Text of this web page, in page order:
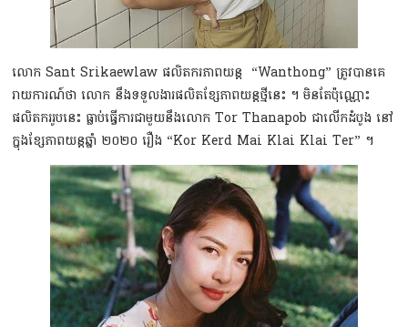
លោក Sant Srikaewlaw ផលិតករភាពយន្ដ “Wanthong” ត្រូវបានគេ
រាយការណ៍ថា លោក នឹងទទួលងារផលិតខ្សែភាពយន្ដថ្មីនេះ ។ មិនតែប៉ុណ្ណោះ
ផលិតកររូបនេះ ធ្លាប់ធ្វើការជាមួយនឹងលោក Tor Thanapob ជាលើកដំបូង នៅ
ក្នុងខ្សែភាពយន្ដឆ្នាំ ២០២០ រឿង “Kor Kerd Mai Klai Klai Ter” ។